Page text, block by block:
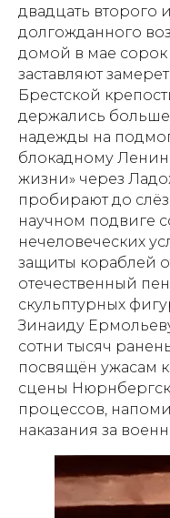
двадцать второго
долгожданного
домой в мае сорок
заставляют
Брестской
держались больше
надежды на
блокадному
жизни» через
пробирают до
научном подвиге
нечеловеческих
защиты кораблей
отечественный
скульптурных
Зинаиду
сотни тысяч
посвящён ужасам
сцены
процессов,
наказания за